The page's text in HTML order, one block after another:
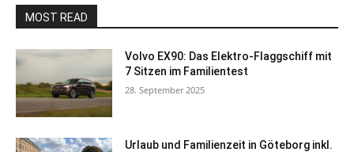
MOST READ
Volvo EX90: Das Elektro-Flaggschiff mit
7 Sitzen im Familientest
28. September 2025
Urlaub und Familienzeit in Göteborg inkl.